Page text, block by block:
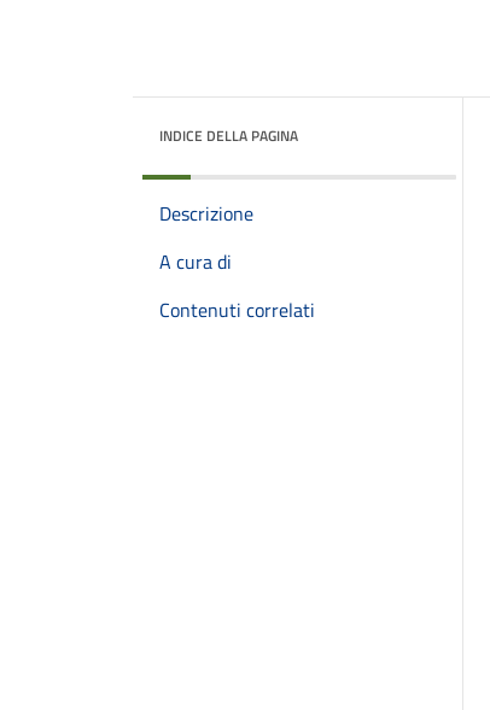
INDICE DELLA PAGINA
Descrizione
A cura di
Contenuti correlati